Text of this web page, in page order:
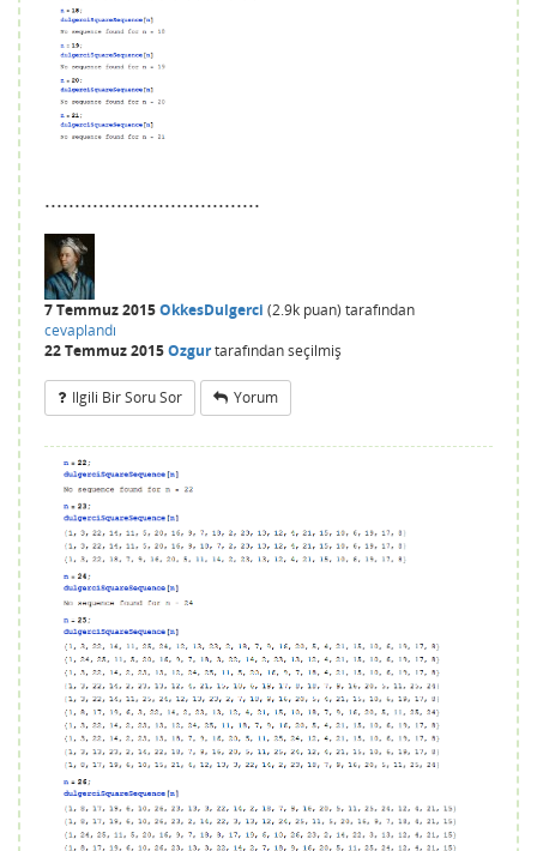
....................................
7 Temmuz 2015OkkesDulgerci (2.9k puan) tarafından
cevaplandı
22 Temmuz 2015Ozgurtarafındanseçilmiş
Ilgili Bir Soru Sor Yorum